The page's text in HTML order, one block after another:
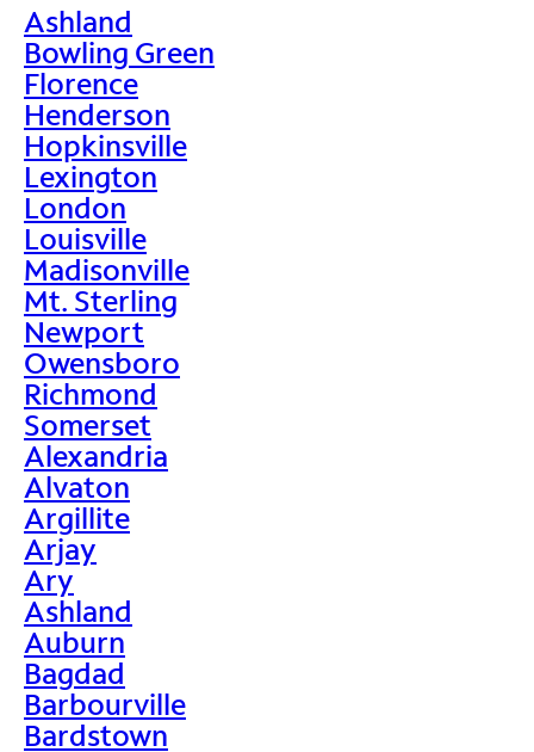
Ashland
Bowling Green
Florence
Henderson
Hopkinsville
Lexington
London
Louisville
Madisonville
Mt. Sterling
Newport
Owensboro
Richmond
Somerset
Alexandria
Alvaton
Argillite
Arjay
Ary
Ashland
Auburn
Bagdad
Barbourville
Bardstown